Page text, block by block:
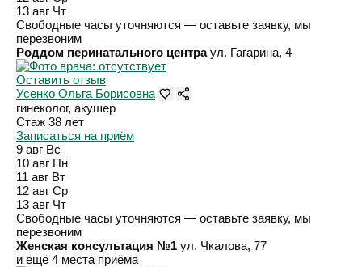
13 авг Чт
Свободные часы уточняются — оставьте заявку, мы
перезвоним
Роддом перинатального центра ул. Гагарина, 4
Оставить отзыв
Усенко Ольга Борисовна
гинеколог, акушер
Стаж 38 лет
Записаться на приём
9 авг Вс
10 авг Пн
11 авг Вт
12 авг Ср
13 авг Чт
Свободные часы уточняются — оставьте заявку, мы
перезвоним
Женская консультация №1 ул. Чкалова, 77
и ещё 4 места приёма